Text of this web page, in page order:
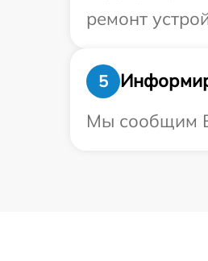
ремонт
5
Мы сообщим